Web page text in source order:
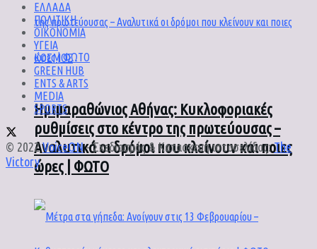
Ημιμαραθώνιος Αθήνας: Κυκλοφοριακές
ρυθμίσεις στο κέντρο της πρωτεύουσας –
Αναλυτικά οι δρόμοι που κλείνουν και ποιες
ώρες | ΦΩΤΟ
ΕΛΛΑΔΑ
ΠΟΛΙΤΙΚΗ
ΟΙΚΟΝΟΜΙΑ
ΥΓΕΙΑ
ΚΟΣΜΟΣ
GREEN HUB
ENTS & ARTS
MEDIA
SPORTS
© 2022VoiceON- Σχεδιασμός & Κατασκευή ιστοσελίδας:The
Victory.